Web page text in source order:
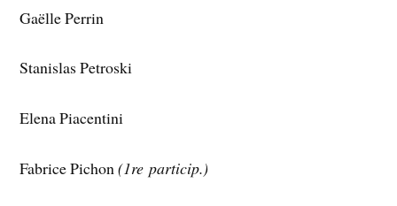
Gaëlle Perrin
Stanislas Petroski
Elena Piacentini
Fabrice Pichon(1re particip.)